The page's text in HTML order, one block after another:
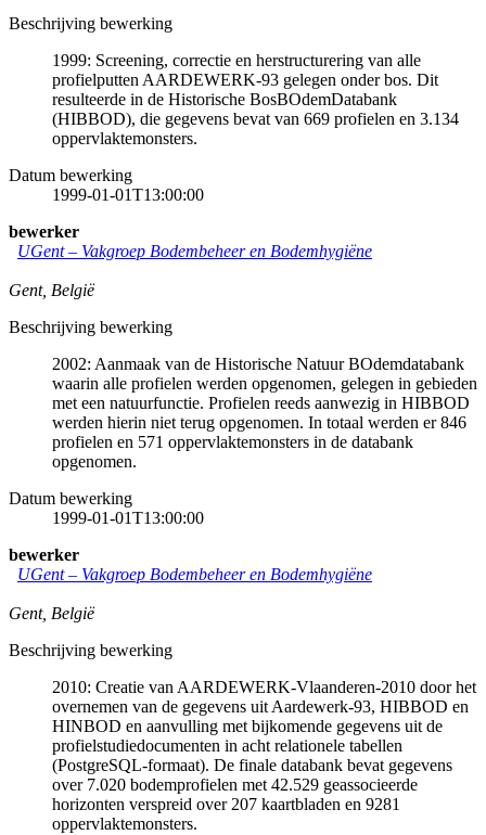
Beschrijving bewerking
1999: Screening, correctie en herstructurering van alle
profielputten AARDEWERK-93 gelegen onder bos. Dit
resulteerde in de Historische BosBOdemDatabank
(HIBBOD), die gegevens bevat van 669 profielen en 3.134
oppervlaktemonsters.
Datum bewerking
1999-01-01T13:00:00
bewerker
UGent – Vakgroep Bodembeheer en Bodemhygiëne
Gent, België
Beschrijving bewerking
2002: Aanmaak van de Historische Natuur BOdemdatabank
waarin alle profielen werden opgenomen, gelegen in gebieden
met een natuurfunctie. Profielen reeds aanwezig in HIBBOD
werden hierin niet terug opgenomen. In totaal werden er 846
profielen en 571 oppervlaktemonsters in de databank
opgenomen.
Datum bewerking
1999-01-01T13:00:00
bewerker
UGent – Vakgroep Bodembeheer en Bodemhygiëne
Gent, België
Beschrijving bewerking
2010: Creatie van AARDEWERK-Vlaanderen-2010 door het
overnemen van de gegevens uit Aardewerk-93, HIBBOD en
HINBOD en aanvulling met bijkomende gegevens uit de
profielstudiedocumenten in acht relationele tabellen
(PostgreSQL-formaat). De finale databank bevat gegevens
over 7.020 bodemprofielen met 42.529 geassocieerde
horizonten verspreid over 207 kaartbladen en 9281
oppervlaktemonsters.